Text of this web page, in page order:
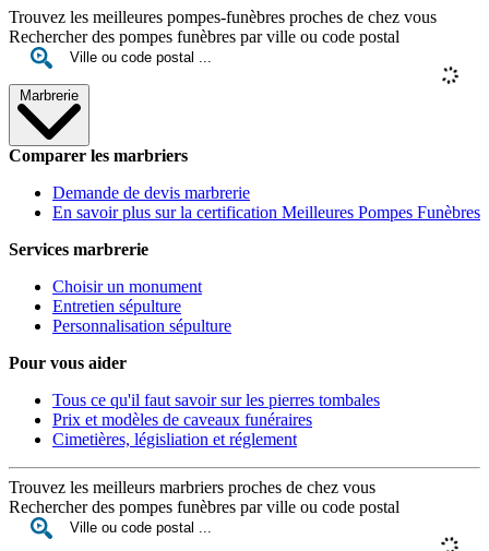
Trouvez les meilleures pompes-funèbres proches de chez vous
Rechercher des pompes funèbres par ville ou code postal
Marbrerie
Comparer les marbriers
Demande de devis marbrerie
En savoir plus sur la certification Meilleures Pompes Funèbres
Services marbrerie
Choisir un monument
Entretien sépulture
Personnalisation sépulture
Pour vous aider
Tous ce qu'il faut savoir sur les pierres tombales
Prix et modèles de caveaux funéraires
Cimetières, législiation et réglement
Trouvez les meilleurs marbriers proches de chez vous
Rechercher des pompes funèbres par ville ou code postal